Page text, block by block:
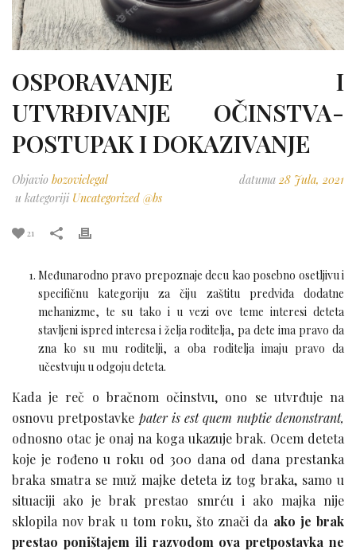
OSPORAVANJE I
UTVRĐIVANJE OČINSTVA-
POSTUPAK I DOKAZIVANJE
Objavio bozoviclegal datuma 28 Jula, 2021
u kategoriji Uncategorized @bs
21
Međunarodno pravo prepoznaje decu kao posebno osetljivu i
specifičnu kategoriju za čiju zaštitu predviđa dodatne
mehanizme, te su tako i u vezi ove teme interesi deteta
stavljeni ispred interesa i želja roditelja, pa dete ima pravo da
zna ko su mu roditelji, a oba roditelja imaju pravo da
učestvuju u odgoju deteta.
Kada je reč o bračnom očinstvu, ono se utvrđuje na
osnovu pretpostavke pater is est quem nuptie denonstrant,
odnosno otac je onaj na koga ukazuje brak. Ocem deteta
koje je rođeno u roku od 300 dana od dana prestanka
braka smatra se muž majke deteta iz tog braka, samo u
situaciji ako je brak prestao smrću i ako majka nije
sklopila nov brak u tom roku, što znači da ako je brak
prestao poništajem ili razvodom ova pretpostavka ne